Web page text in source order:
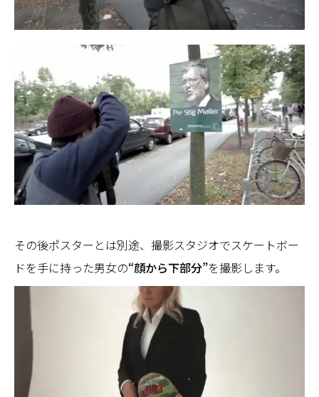
その後ポスターとは別途、撮影スタジオでスケートボー
ドを手に持った男女の“顔から下部分”を撮影します。